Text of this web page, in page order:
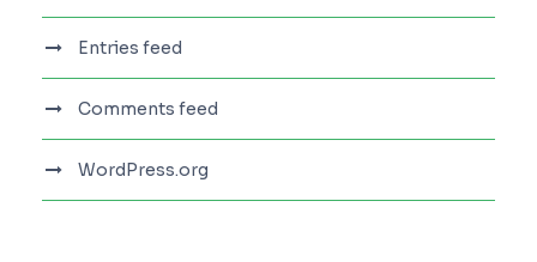
Entries feed
Comments feed
WordPress.org